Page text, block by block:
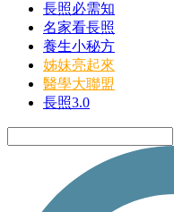
長照必需知
名家看長照
養生小秘方
姊妹亮起來
醫學大聯盟
長照3.0